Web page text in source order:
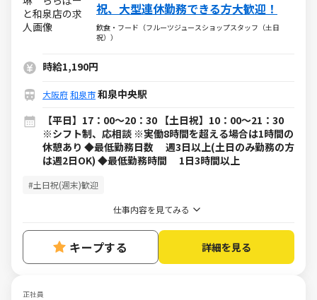
祝、大型連休勤務できる方大歓迎！
飲食・フード（フルーツジュースショップスタッフ（土日
祝））
時給1,190円
大阪府和泉市和泉中央駅
【平日】17：00～20：30 【土日祝】10：00～21：30
※シフト制、応相談 ※実働8時間を超える場合は1時間の
休憩あり ◆最低勤務日数 週3日以上(土日のみ勤務の方
は週2日OK) ◆最低勤務時間 1日3時間以上
#土日祝(週末)歓迎
仕事内容を見てみる
キープする 詳細を見る
正社員